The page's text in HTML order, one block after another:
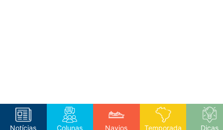
Notícias Colunas Navios Temporada Dicas